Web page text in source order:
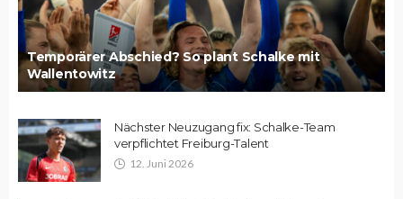
Temporärer Abschied? So plant Schalke mit
Wallentowitz
Nächster Neuzugang fix: Schalke-Team
verpflichtet Freiburg-Talent
12. Juni 2026